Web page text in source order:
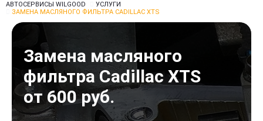
АВТОСЕРВИСЫ WILGOOD
УСЛУГИ
ЗАМЕНА МАСЛЯНОГО ФИЛЬТРА CADILLAC XTS
Замена масляного
фильтра Cadillac XTS
от 600 руб.